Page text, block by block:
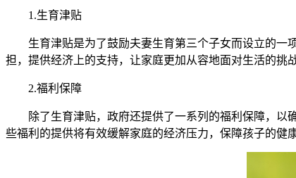
1.生育津贴
生育津贴是为了鼓励夫妻生育第三个子女而设立的一项
担，提供经济上的支持，让家庭更加从容地面对生活的挑战
2.福利保障
除了生育津贴，政府还提供了一系列的福利保障，以确
些福利的提供将有效缓解家庭的经济压力，保障孩子的健